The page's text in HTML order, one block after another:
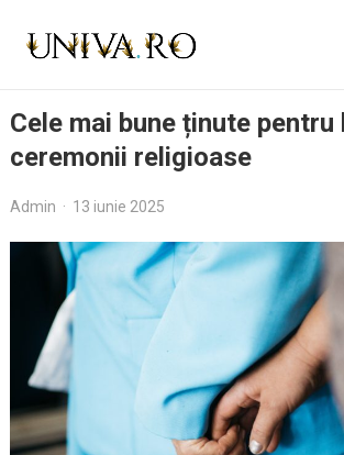
Cele mai bune ținute
ceremonii religioase
Admin · 13 iunie 2025